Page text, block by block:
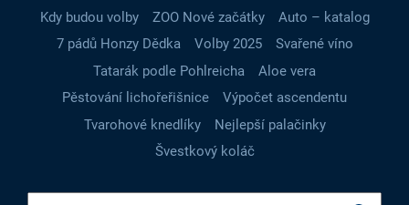
Kdy budou volby
ZOO Nové začátky
Auto – katalog
7 pádů Honzy Dědka
Volby 2025
Svařené víno
Tatarák podle Pohlreicha
Aloe vera
Pěstování lichořeřišnice
Výpočet ascendentu
Tvarohové knedlíky
Nejlepší palačinky
Švestkový koláč